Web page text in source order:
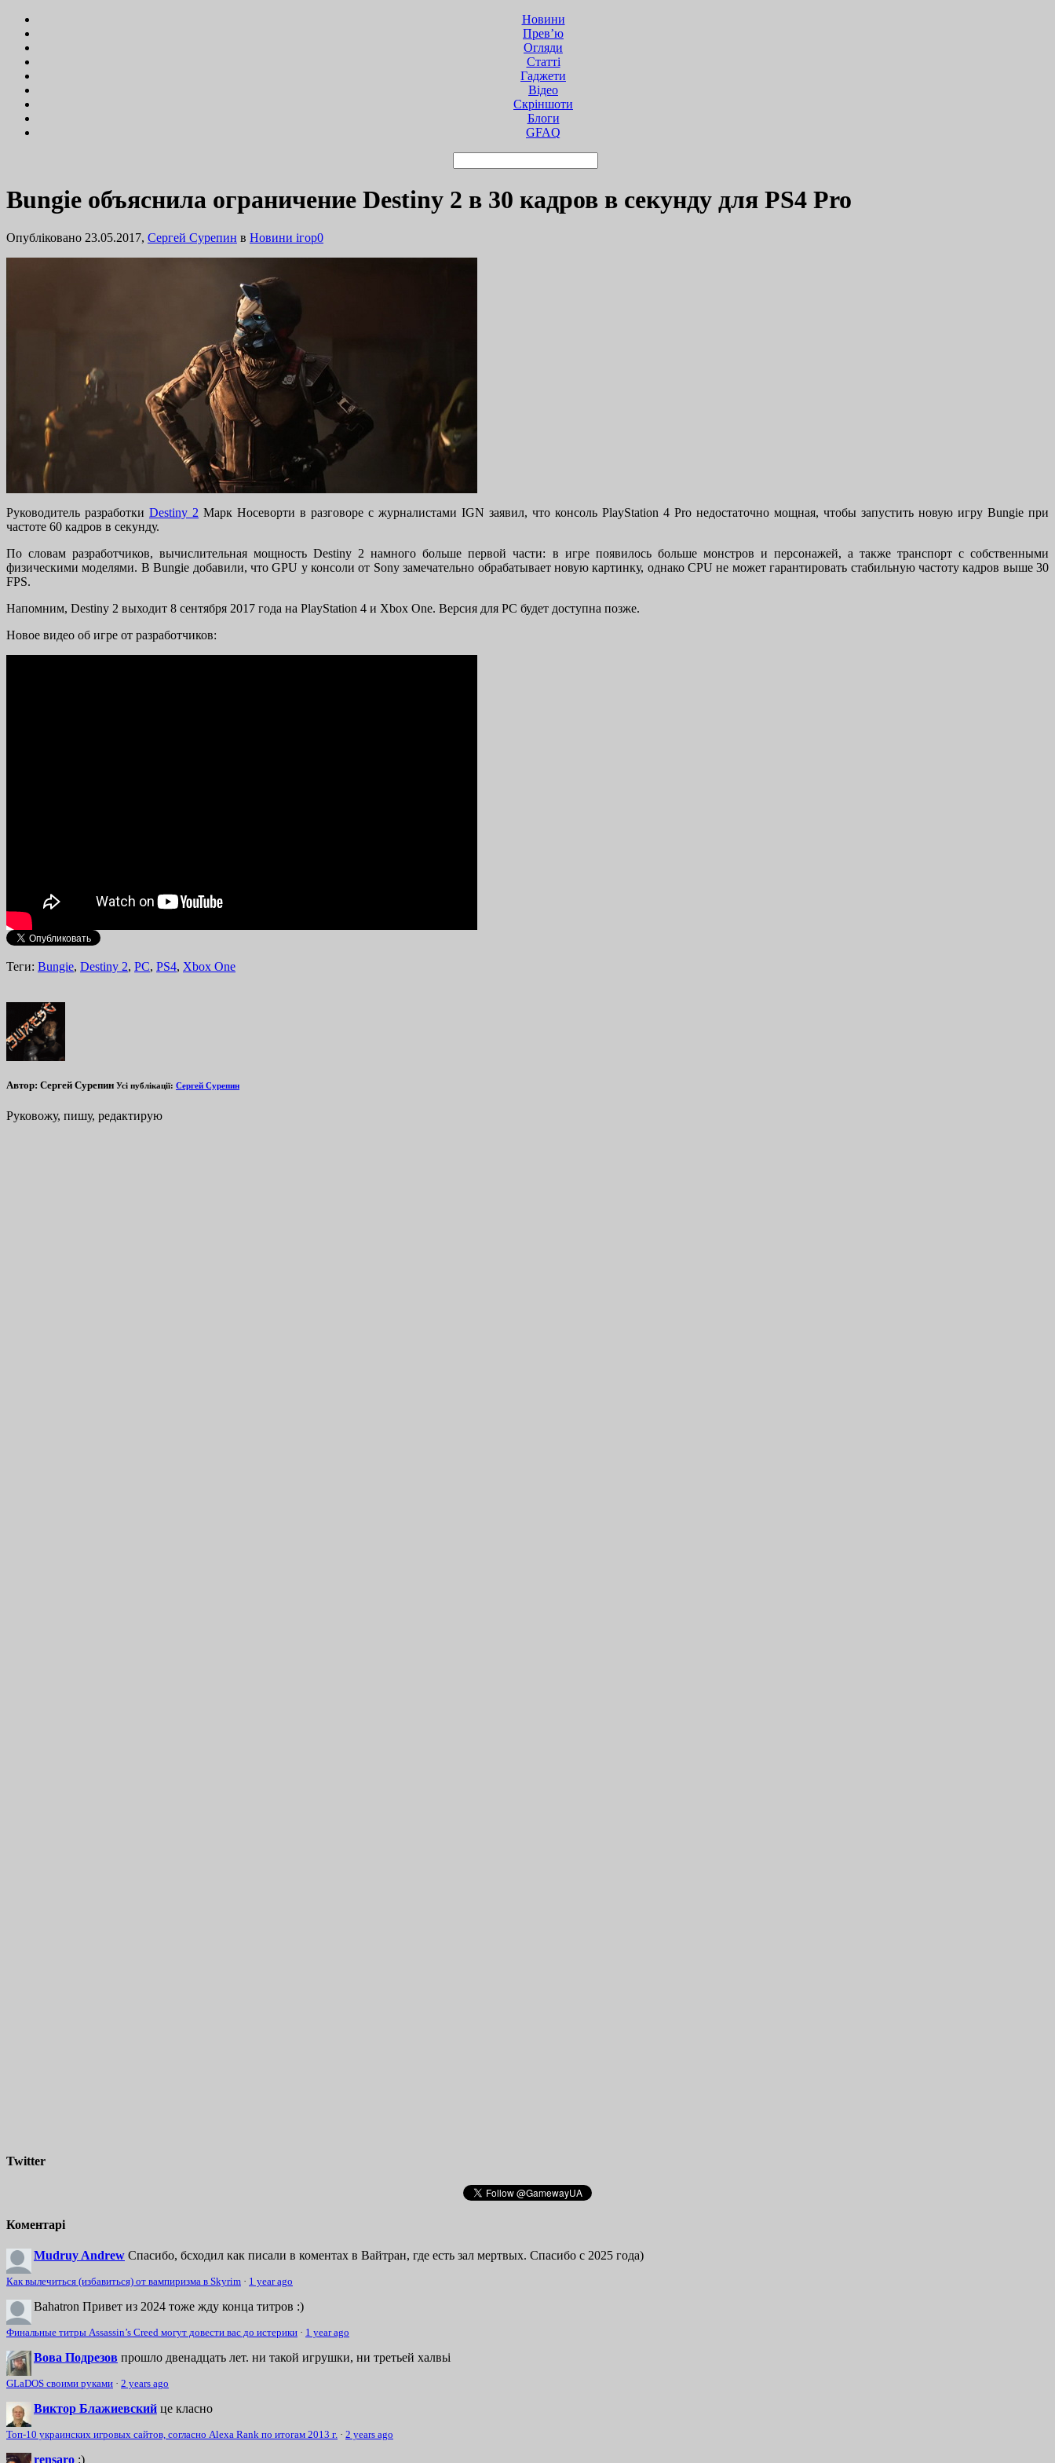
Новини
Прев’ю
Огляди
Статті
Гаджети
Відео
Cкріншоти
Блоги
GFAQ
Bungie объяснила ограничение Destiny 2 в 30 кадров в секунду для PS4 Pro
Опубліковано 23.05.2017, Сергей Сурепин в Новини ігор0
Руководитель разработки Destiny 2 Марк Носеворти в разговоре с журналистами IGN заявил, что консоль PlayStation 4 Pro недостаточно мощная, чтобы запустить новую игру Bungie при
частоте 60 кадров в секунду.
По словам разработчиков, вычислительная мощность Destiny 2 намного больше первой части: в игре появилось больше монстров и персонажей, а также транспорт с собственными
физическими моделями. В Bungie добавили, что GPU у консоли от Sony замечательно обрабатывает новую картинку, однако CPU не может гарантировать стабильную частоту кадров выше 30
FPS.
Напомним, Destiny 2 выходит 8 сентября 2017 года на PlayStation 4 и Xbox One. Версия для PC будет доступна позже.
Новое видео об игре от разработчиков:
Теги: Bungie, Destiny 2, PC, PS4, Xbox One
Автор: Сергей Сурепин Усі публікації: Сергей Сурепин
Руковожу, пишу, редактирую
Twitter
Коментарі
Mudruy Andrew Спасибо, бсходил как писали в коментах в Вайтран, где есть зал мертвых. Спасибо с 2025 года)
Как вылечиться (избавиться) от вампиризма в Skyrim · 1 year ago
Bahatron Привет из 2024 тоже жду конца титров :)
Финальные титры Assassin’s Creed могут довести вас до истерики · 1 year ago
Вова Подрезов прошло двенадцать лет. ни такой игрушки, ни третьей халвьі
GLaDOS своими руками · 2 years ago
Виктор Блажиевский це класно
Топ-10 украинских игровых сайтов, согласно Alexa Rank по итогам 2013 г. · 2 years ago
rensaro :)